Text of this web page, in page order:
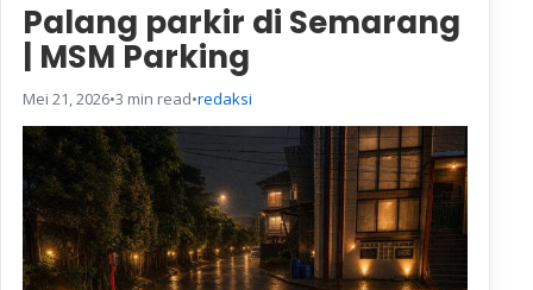
Palang parkir di Semarang
| MSM Parking
Mei 21, 2026•3 min read•redaksi